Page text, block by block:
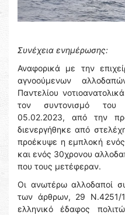
Συνέχεια ενημέρωσης:
Αναφορικά με την
αγνοούμενων
Παντελίου
τον συντονισμό του
05.02.2023, από την
διενεργήθηκε από
προέκυψε η εμπλοκή
και ενός 30χρονου
που τους μετέφεραν.
Οι ανωτέρω αλλοδαποί
των άρθρων, 29 Ν.4251/
ελληνικό έδαφος